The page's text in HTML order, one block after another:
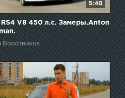
5:40
V8 450 л.с. Замеры.Anton
Воротников